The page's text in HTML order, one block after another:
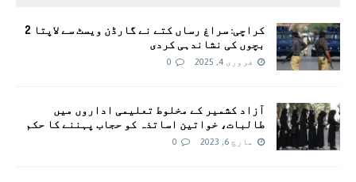
کراچی: سراغ رساں کتے نے گارڈن ویسٹ سے لاپتا 2
بچوں کی نشاندہی کردی
فروری 4, 2025 0
آزاد کشمیر کے مخلوط تعلیمی اداروں میں
طالبات، خواتین اساتذہ کو حجاب پہننے کا حکم
مارچ 6, 2023 0